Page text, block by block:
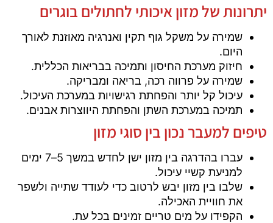
יתרונות של מזון איכותי לחתולים בוגרים
שמירה על משקל גוף תקין ואנרגיה מאוזנת לאורך
היום.
חיזוק מערכת החיסון ותמיכה בבריאות הכללית.
שמירה על פרווה רכה, בריאה ומבריקה.
עיכול קל יותר והפחתת רגישויות במערכת העיכול.
תמיכה במערכת השתן והפחתת היווצרות אבנים.
טיפים למעבר נכון בין סוגי מזון
עברו בהדרגה בין מזון ישן לחדש במשך 5–7 ימים
למניעת קשיי עיכול.
שלבו בין מזון יבש לרטוב כדי לעודד שתייה ולשפר
את חוויית האכילה.
הקפידו על מים טריים זמינים בכל עת.